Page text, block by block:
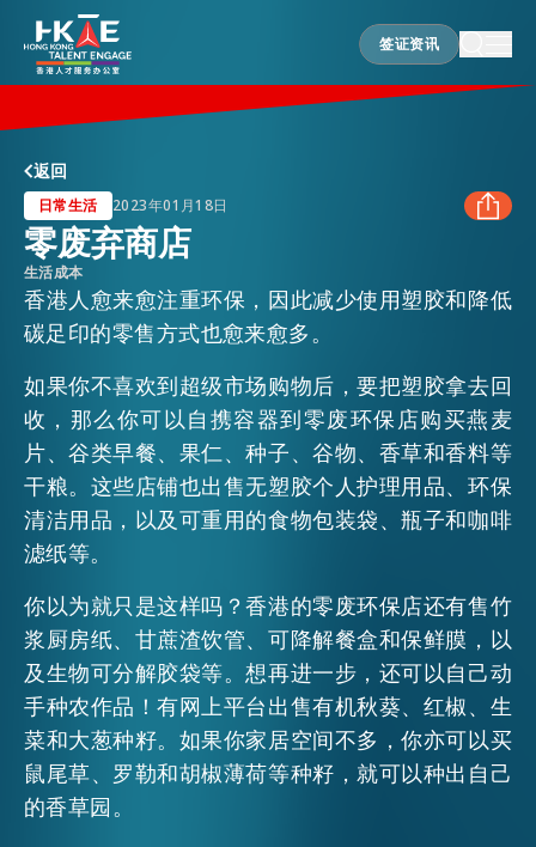
签证资讯
签证资讯
香港优势
居港须知
人才支援
就业资讯
在港营商
活动情报
最新消息
关于我们
常见问题
联络我们
返回
日常生活 2023年01月18日
FACEBOOK
WHATSAPP
WECHAT
零废弃商店
生活成本
香港人愈来愈注重环保，因此减少使用塑胶和降低
碳足印的零售方式也愈来愈多。
如果你不喜欢到超级市场购物后，要把塑胶拿去回
收，那么你可以自携容器到零废环保店购买燕麦
片、谷类早餐、果仁、种子、谷物、香草和香料等
干粮。这些店铺也出售无塑胶个人护理用品、环保
清洁用品，以及可重用的食物包装袋、瓶子和咖啡
滤纸等。
你以为就只是这样吗？香港的零废环保店还有售竹
浆厨房纸、甘蔗渣饮管、可降解餐盒和保鲜膜，以
及生物可分解胶袋等。想再进一步，还可以自己动
手种农作品！有网上平台出售有机秋葵、红椒、生
菜和大葱种籽。如果你家居空间不多，你亦可以买
鼠尾草、罗勒和胡椒薄荷等种籽，就可以种出自己
的香草园。